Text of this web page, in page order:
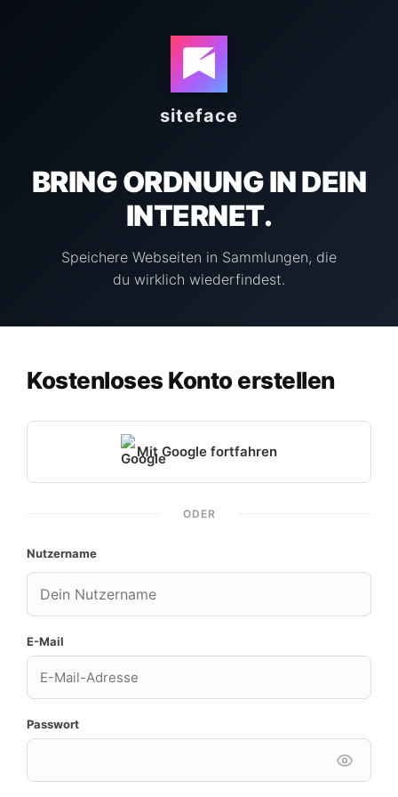
siteface
BRING ORDNUNG IN DEIN
INTERNET.
Speichere Webseiten in Sammlungen, die
du wirklich wiederfindest.
Kostenloses Konto erstellen
Mit Google fortfahren
ODER
Nutzername
E-Mail
Passwort